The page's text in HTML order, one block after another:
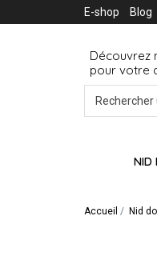
E-shop Blog
Découvrez
pour votre
NID
Accueil Nid